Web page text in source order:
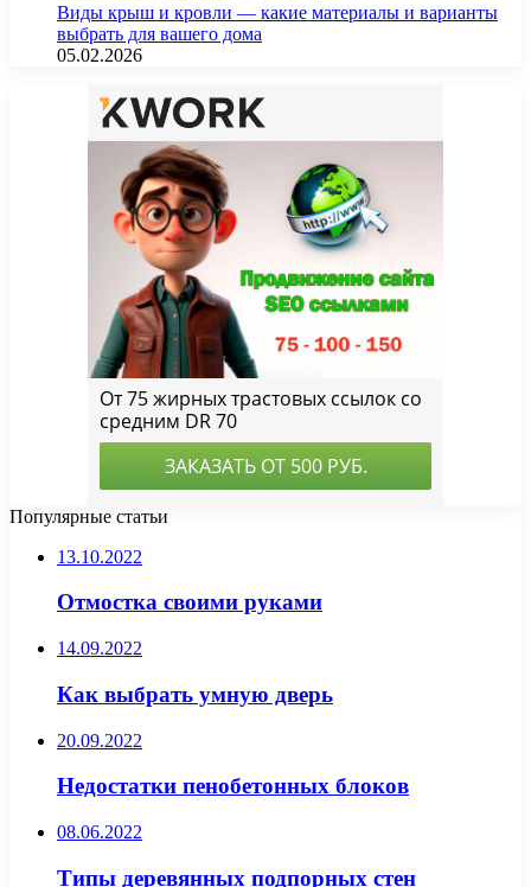
Виды крыш и кровли — какие материалы и варианты
выбрать для вашего дома
05.02.2026
Популярные статьи
13.10.2022
Отмостка своими руками
14.09.2022
Как выбрать умную дверь
20.09.2022
Недостатки пенобетонных блоков
08.06.2022
Типы деревянных подпорных стен